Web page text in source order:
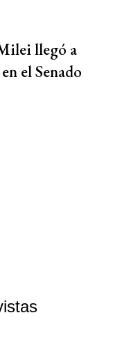
llegó a
el Senado